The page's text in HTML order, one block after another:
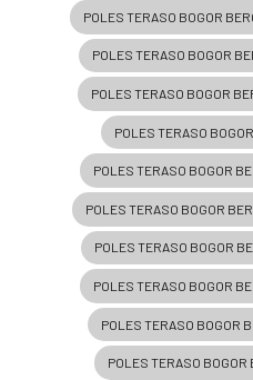
POLES TERASO BOGOR
POLES TERASO BOGOR
POLES TERASO BOGOR
POLES TERASO
POLES TERASO BOGOR
POLES TERASO BOGOR
POLES TERASO BOGOR
POLES TERASO BOGOR
POLES TERASO BOGOR
POLES TERASO